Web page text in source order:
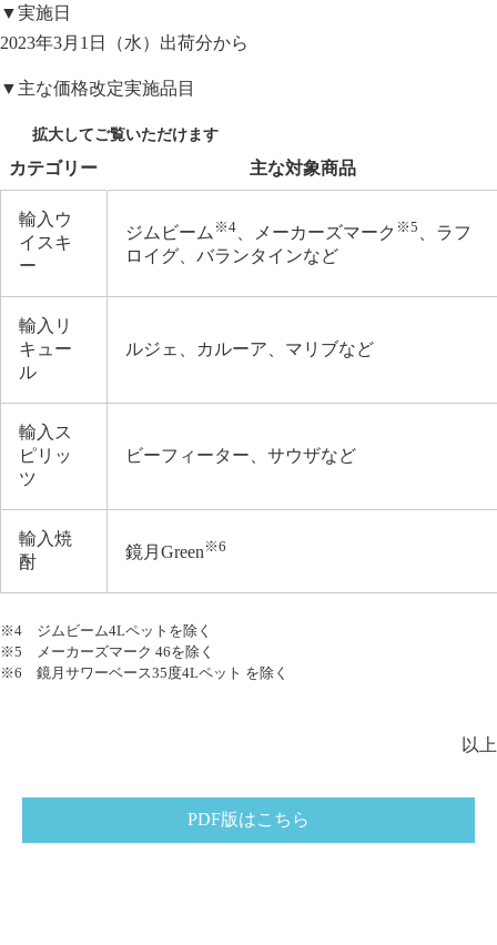
▼実施日
2023年3月1日（水）出荷分から
▼主な価格改定実施品目
カテゴリー 主な対象商品
輸入ウ
イスキ
ー
ジムビーム ※4 、メーカーズマーク ※5
、ラフ
ロイグ、バランタインなど
輸入リ
キュー
ル
ルジェ、カルーア、マリブなど
輸入ス
ピリッ
ツ
ビーフィーター、サウザなど
輸入焼
酎
鏡月Green ※6
※4 ジムビーム4Lペットを除く
※5 メーカーズマーク 46を除く
※6 鏡月サワーベース35度4Lペット を除く
以上
PDF版はこちら